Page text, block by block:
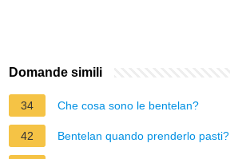
Domande simili
34 Che cosa sono le bentelan?
42 Bentelan quando prenderlo pasti?